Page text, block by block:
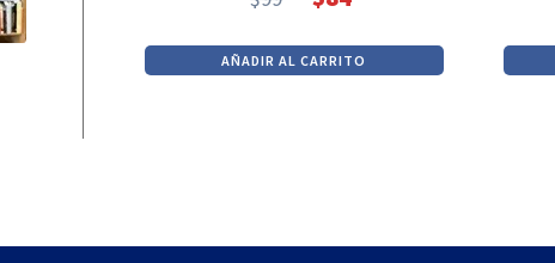
precio
original
precio
actual
AÑADIR AL CARRITO